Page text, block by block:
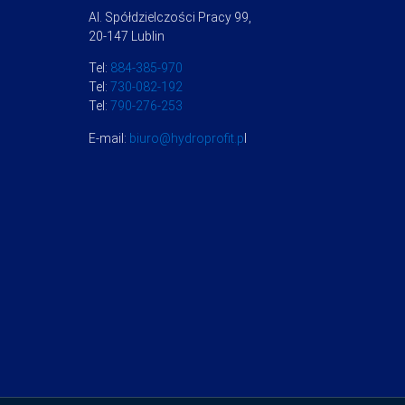
Al. Spółdzielczości Pracy 99,
20-147 Lublin
Tel: 884-385-970
Tel:730-082-192
Tel:790-276-253
E-mail: biuro@hydroprofit.pl